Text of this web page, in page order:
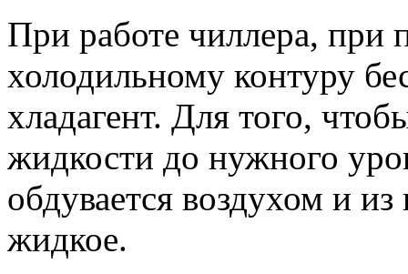
При работе чиллера, при
холодильному контуру
хладагент. Для того,
жидкости до нужного
обдувается воздухом и из
жидкое.